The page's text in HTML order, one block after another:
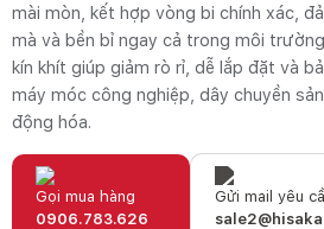
mài mòn, kết hợp vòng bi chính xác,
mà và bền bỉ ngay cả trong môi
kín khít giúp giảm rò rỉ, dễ lắp đặt và
máy móc công nghiệp, dây chuyền
động hóa.
Gọi mua hàng
0906.783.626
Gửi mail yêu